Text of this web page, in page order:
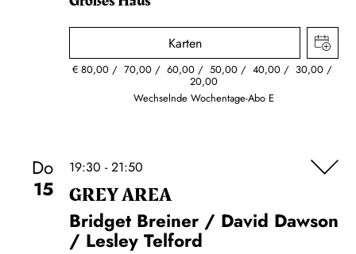
Karten
€80,00 70,00 60,00 50,00 40,00 30,00
20,00
Wechselnde Wochentage-Abo E
Do
15
19:30 - 21:50
GREY AREA
Bridget Breiner / David Dawson
/ Lesley Telford